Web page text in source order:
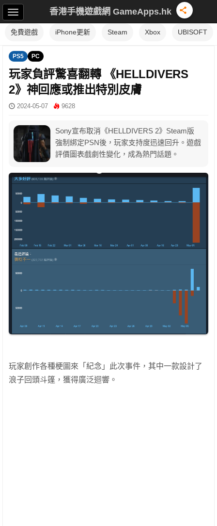
香港手機遊戲網 GameApps.hk
免費遊戲 iPhone更新 Steam Xbox UBISOFT
PS5 PC
玩家負評驚喜翻轉 《HELLDIVERS
2》神回應或推出特別皮膚
2024-05-07 9628
Sony宣布取消《HELLDIVERS 2》Steam版
強制綁定PSN後，玩家支持度迅速回升。遊戲
評價圖表戲劇性變化，成為熱門話題。
玩家創作各種梗圖來「紀念」此次事件，其中一款設計了
浪子回頭斗篷，獲得廣泛迴響。